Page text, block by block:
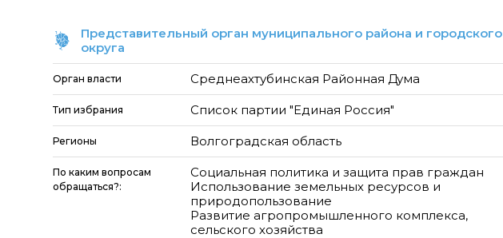
Представительный орган муниципального района и городского
округа
Орган власти Среднеахтубинская Районная Дума
Тип избрания Список партии "Единая Россия"
Регионы Волгоградская область
По каким вопросам
обращаться?:
Социальная политика и защита прав граждан
Использование земельных ресурсов и
природопользование
Развитие агропромышленного комплекса,
сельского хозяйства